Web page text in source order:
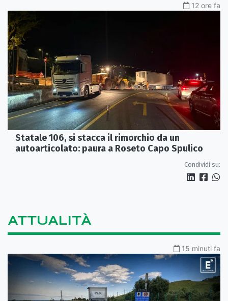
12 ore fa
Statale 106, si stacca il rimorchio da un
autoarticolato: paura a Roseto Capo Spulico
Condividi su:
ATTUALITÀ
15 minuti fa